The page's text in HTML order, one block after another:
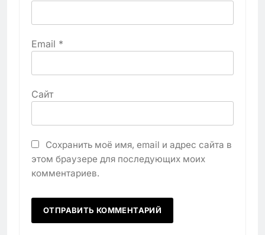
Email *
Сайт
Сохранить моё имя, email и адрес сайта в
этом браузере для последующих моих
комментариев.